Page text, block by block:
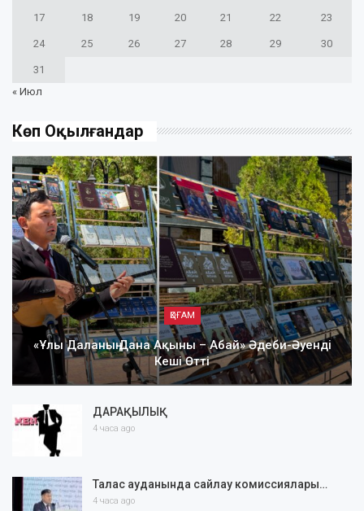
17 18 19 20 21 22 23
24 25 26 27 28 29 30
31
« Июл
Көп Оқылғандар
ҚОҒАМ
«Ұлы Даланың Дана Ақыны – Абай» Әдеби-Әуенді
Кеші Өтті
ДАРАҚЫЛЫҚ
4 часа ago
Талас ауданында сайлау комиссиялары…
4 часа ago